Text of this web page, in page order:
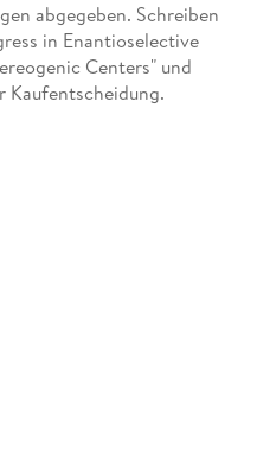
abgegeben. Schreiben
in Enantioselective
Centers" und
Kaufentscheidung.